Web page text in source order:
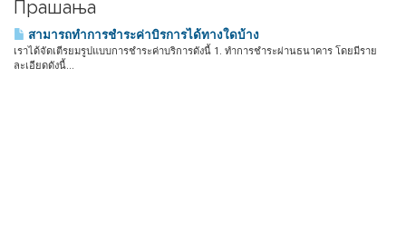
Прашања
สามารถทำการชำระค่าบิรการได้ทางใดบ้าง
เราได้จัดเตีรยมรูปแบบการชำระค่าบริการดังนี้ 1. ทำการชำระผ่านธนาคาร โดยมีราย
ละเอียดดังนี้...